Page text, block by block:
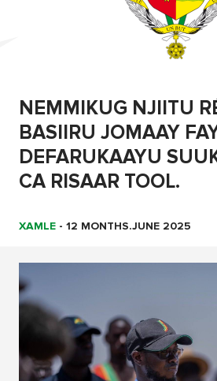
NEMMIKUG NJIITU
BASIIRU JOMAAY
DEFARUKAAYU
CA RISAAR TOOL.
XAMLE - 12 MONTHS.JUNE 2025